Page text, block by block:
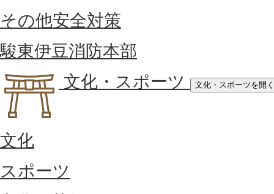
その他安全対策
駿東伊豆消防本部
文化・スポーツ
文化・スポーツを開く
文化
スポーツ